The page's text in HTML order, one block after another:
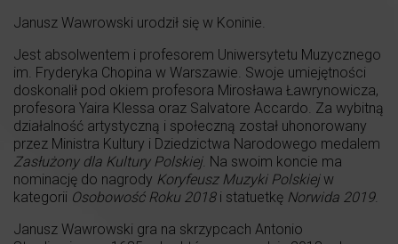
Janusz Wawrowski urodził się w Koninie.
Jest absolwentem i profesorem Uniwersytetu Muzycznego
im. Fryderyka Chopina w Warszawie. Swoje umiejętności
doskonalił pod okiem profesora Mirosława Ławrynowicza,
profesora Yaira Klessa oraz Salvatore Accardo. Za wybitną
działalność artystyczną i społeczną został uhonorowany
przez Ministra Kultury i Dziedzictwa Narodowego medalem
Zasłużony dla Kultury Polskiej. Na swoim koncie ma
nominację do nagrody Koryfeusz Muzyki Polskiejw
kategorii Osobowość Roku 2018i statuetkę Norwida 2019.
Janusz Wawrowski gra na skrzypcach Antonio